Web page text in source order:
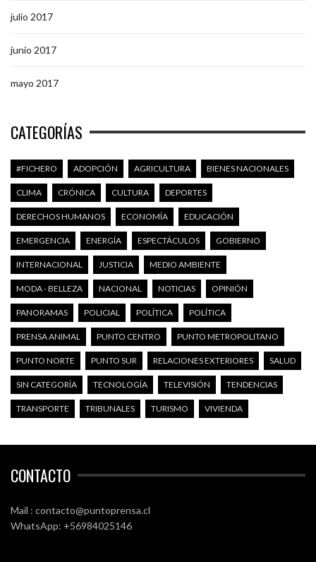
julio 2017
junio 2017
mayo 2017
CATEGORÍAS
#FICHERO ADOPCIÓN AGRICULTURA BIENES NACIONALES
CLIMA CRÓNICA CULTURA DEPORTES
DERECHOS HUMANOS ECONOMÍA EDUCACIÓN
EMERGENCIA ENERGÍA ESPECTÁCULOS GOBIERNO
INTERNACIONAL JUSTICIA MEDIO AMBIENTE
MODA - BELLEZA NACIONAL NOTICIAS OPINIÓN
PANORAMAS POLICIAL POLÍTICA POLÍTICA
PRENSA ANIMAL PUNTO CENTRO PUNTO METROPOLITANO
PUNTO NORTE PUNTO SUR RELACIONES EXTERIORES SALUD
SIN CATEGORÍA TECNOLOGÍA TELEVISIÓN TENDENCIAS
TRANSPORTE TRIBUNALES TURISMO VIVIENDA
CONTACTO
Mail : contacto@puntoprensa.cl
WhatsApp: +56984025146